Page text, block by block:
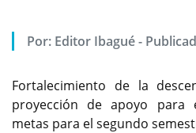
Por: Editor Ibagué-
Fortalecimiento de la
proyección de apoyo para
metas para el segundo